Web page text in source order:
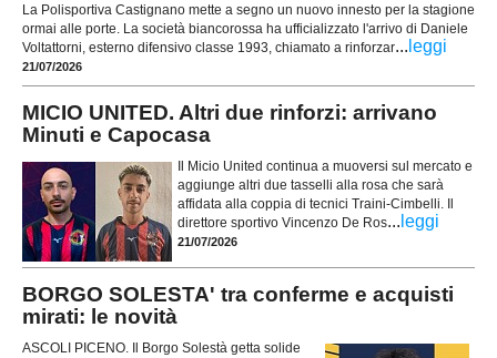
La Polisportiva Castignano mette a segno un nuovo innesto per la stagione
ormai alle porte. La società biancorossa ha ufficializzato l'arrivo di Daniele
Voltattorni, esterno difensivo classe 1993, chiamato a rinforzar... leggi
21/07/2026
MICIO UNITED. Altri due rinforzi: arrivano
Minuti e Capocasa
Il Micio United continua a muoversi sul mercato e
aggiunge altri due tasselli alla rosa che sarà
affidata alla coppia di tecnici Traini-Cimbelli. Il
direttore sportivo Vincenzo De Ros... leggi
21/07/2026
BORGO SOLESTA' tra conferme e acquisti
mirati: le novità
ASCOLI PICENO. Il Borgo Solestà getta solide